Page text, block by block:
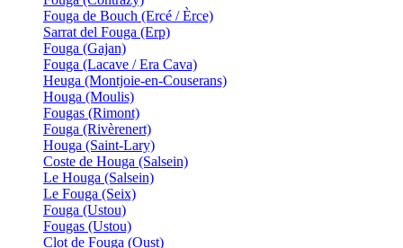
Fouga de Bouch (Ercé / Èrce)
Sarrat del Fouga (Erp)
Fouga (Gajan)
Fouga (Lacave / Era Cava)
Heuga (Montjoie-en-Couserans)
Houga (Moulis)
Fougas (Rimont)
Fouga (Rivèrenert)
Houga (Saint-Lary)
Coste de Houga (Salsein)
Le Houga (Salsein)
Le Fouga (Seix)
Fouga (Ustou)
Fougas (Ustou)
Clot de Fouga (Oust)